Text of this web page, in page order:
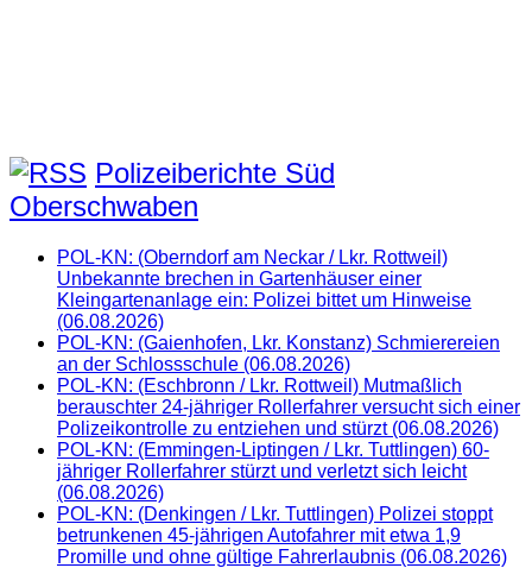
Polizeiberichte Süd
Oberschwaben
POL-KN: (Oberndorf am Neckar / Lkr. Rottweil)
Unbekannte brechen in Gartenhäuser einer
Kleingartenanlage ein: Polizei bittet um Hinweise
(06.08.2026)
POL-KN: (Gaienhofen, Lkr. Konstanz) Schmierereien
an der Schlossschule (06.08.2026)
POL-KN: (Eschbronn / Lkr. Rottweil) Mutmaßlich
berauschter 24-jähriger Rollerfahrer versucht sich einer
Polizeikontrolle zu entziehen und stürzt (06.08.2026)
POL-KN: (Emmingen-Liptingen / Lkr. Tuttlingen) 60-
jähriger Rollerfahrer stürzt und verletzt sich leicht
(06.08.2026)
POL-KN: (Denkingen / Lkr. Tuttlingen) Polizei stoppt
betrunkenen 45-jährigen Autofahrer mit etwa 1,9
Promille und ohne gültige Fahrerlaubnis (06.08.2026)